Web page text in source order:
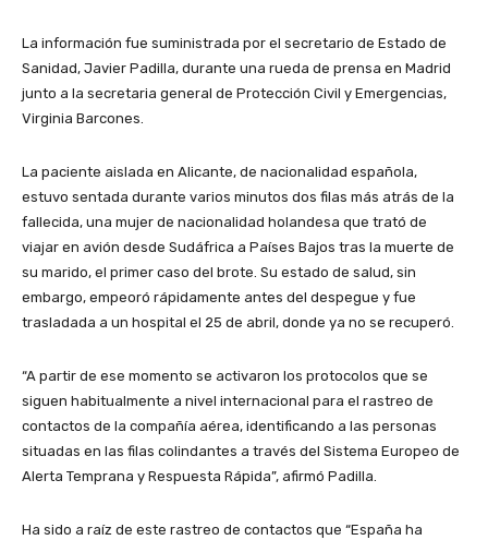
La información fue suministrada por el secretario de Estado de
Sanidad, Javier Padilla, durante una rueda de prensa en Madrid
junto a la secretaria general de Protección Civil y Emergencias,
Virginia Barcones.
La paciente aislada en Alicante, de nacionalidad española,
estuvo sentada durante varios minutos dos filas más atrás de la
fallecida, una mujer de nacionalidad holandesa que trató de
viajar en avión desde Sudáfrica a Países Bajos tras la muerte de
su marido, el primer caso del brote. Su estado de salud, sin
embargo, empeoró rápidamente antes del despegue y fue
trasladada a un hospital el 25 de abril, donde ya no se recuperó.
“A partir de ese momento se activaron los protocolos que se
siguen habitualmente a nivel internacional para el rastreo de
contactos de la compañía aérea, identificando a las personas
situadas en las filas colindantes a través del Sistema Europeo de
Alerta Temprana y Respuesta Rápida”, afirmó Padilla.
Ha sido a raíz de este rastreo de contactos que “España ha